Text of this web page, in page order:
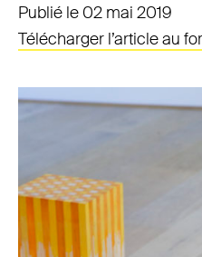
Publié le 02 mai 2019
Télécharger l’article au